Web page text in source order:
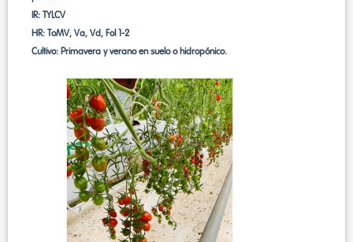
IR: TYLCV
HR: ToMV, Va, Vd, Fol 1-2
Cultivo: Primavera y verano en suelo o hidropónico.